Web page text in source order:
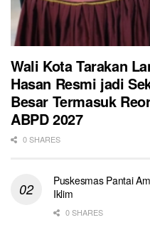
Wali Kota Tarakan
Hasan Resmi jadi
Besar Termasuk
ABPD 2027
0 SHARES
Puskesmas Pantai
Iklim
0 SHARES